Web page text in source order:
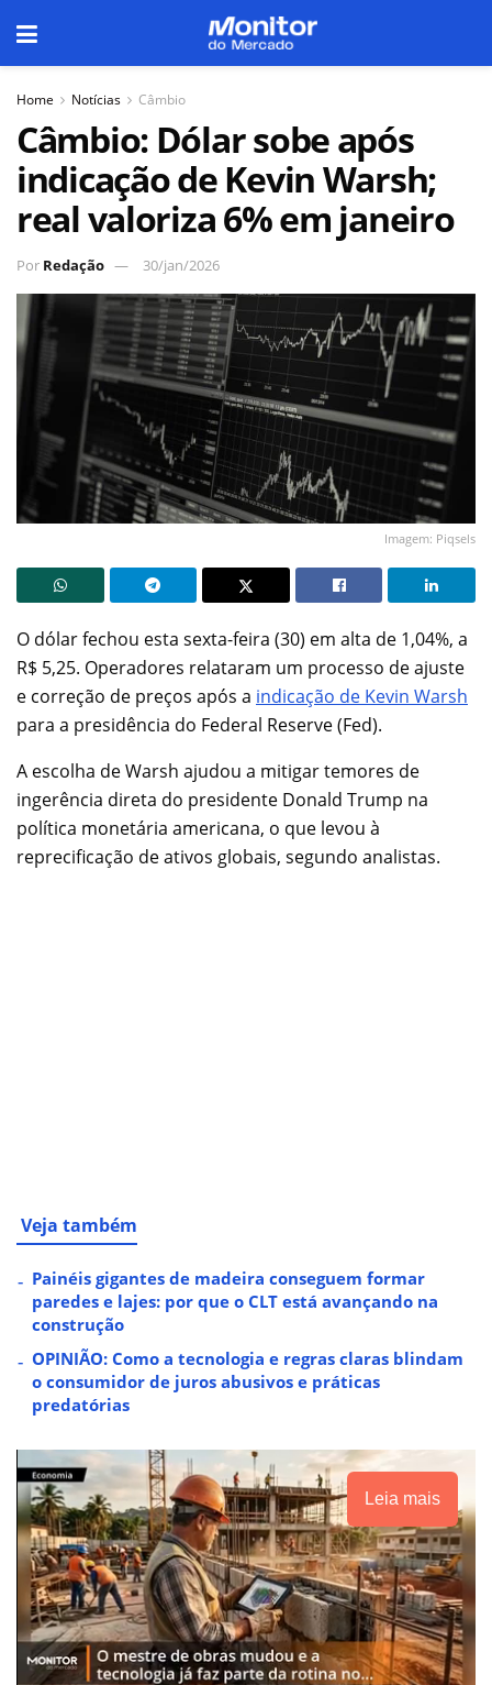
Home Notícias Câmbio
Câmbio: Dólar sobe após
indicação de Kevin Warsh;
real valoriza 6% em janeiro
Por Redação 30/jan/2026
Imagem: Piqsels
O dólar fechou esta sexta-feira (30) em alta de 1,04%, a
R$ 5,25. Operadores relataram um processo de ajuste
e correção de preços após a indicação de Kevin Warsh
para a presidência do Federal Reserve (Fed).
A escolha de Warsh ajudou a mitigar temores de
ingerência direta do presidente Donald Trump na
política monetária americana, o que levou à
reprecificação de ativos globais, segundo analistas.
Veja também
Painéis gigantes de madeira conseguem formar
paredes e lajes: por que o CLT está avançando na
construção
OPINIÃO: Como a tecnologia e regras claras blindam
o consumidor de juros abusivos e práticas
predatórias
Leia mais